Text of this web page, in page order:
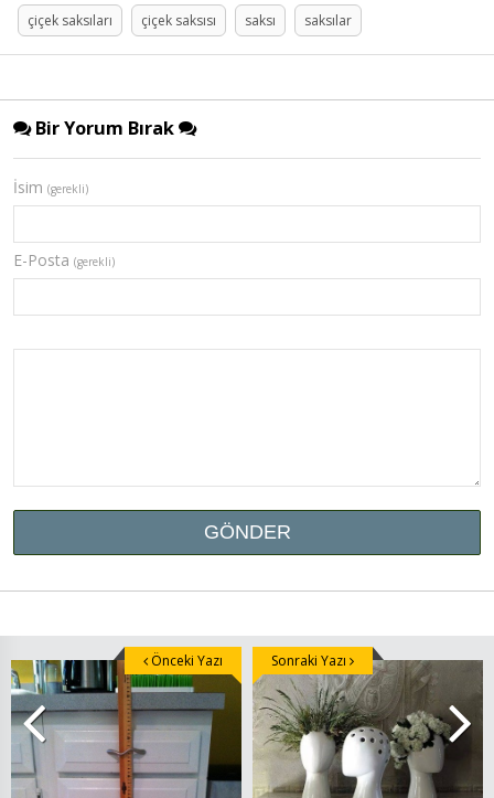
çiçek saksıları çiçek saksısı saksı saksılar
Bir Yorum Bırak
İsim (gerekli)
E-Posta (gerekli)
Önceki Yazı Sonraki Yazı